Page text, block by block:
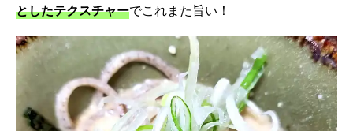
としたテクスチャーでこれまた旨い！